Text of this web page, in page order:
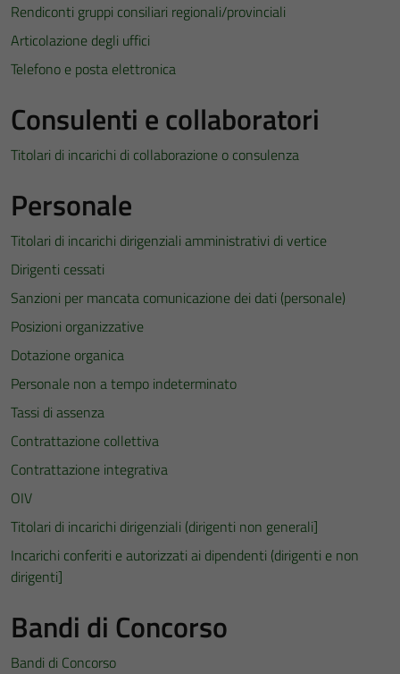
Rendiconti gruppi consiliari regionali/provinciali
Articolazione degli uffici
Telefono e posta elettronica
Consulenti e collaboratori
Titolari di incarichi di collaborazione o consulenza
Personale
Titolari di incarichi dirigenziali amministrativi di vertice
Dirigenti cessati
Sanzioni per mancata comunicazione dei dati (personale)
Posizioni organizzative
Dotazione organica
Personale non a tempo indeterminato
Tassi di assenza
Contrattazione collettiva
Contrattazione integrativa
OIV
Titolari di incarichi dirigenziali (dirigenti non generali]
Incarichi conferiti e autorizzati ai dipendenti (dirigenti e non
dirigenti]
Bandi di Concorso
Bandi di Concorso